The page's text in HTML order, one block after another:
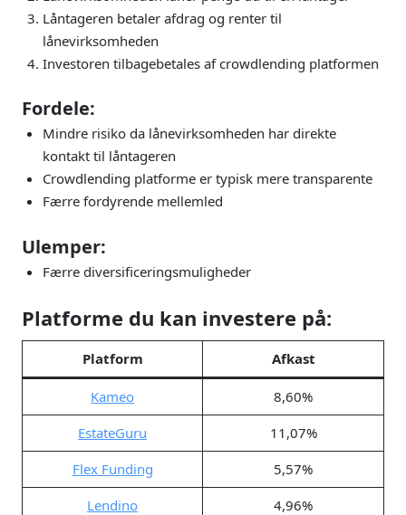
Låntageren betaler afdrag og renter til
lånevirksomheden
Investoren tilbagebetales af crowdlending platformen
Fordele:
Mindre risiko da lånevirksomheden har direkte
kontakt til låntageren
Crowdlending platforme er typisk mere transparente
Færre fordyrende mellemled
Ulemper:
Færre diversificeringsmuligheder
Platforme du kan investere på:
Platform Afkast
Kameo
8,60%
EstateGuru
11,07%
Flex Funding
5,57%
Lendino
4,96%